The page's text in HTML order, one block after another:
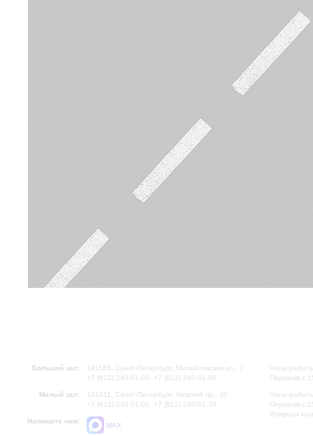
Большой зал:
191186, Санкт-Петербург, Михайловская ул., 2
+7 (812) 240-01-00, +7 (812) 240-01-80
Малый зал:
191011, Санкт-Петербург, Невский пр., 30
+7 (812) 240-01-00, +7 (812) 240-01-70
Напишите нам:
MAX
Часы
Перерыв с
Часы
Перерыв с
Вопросы